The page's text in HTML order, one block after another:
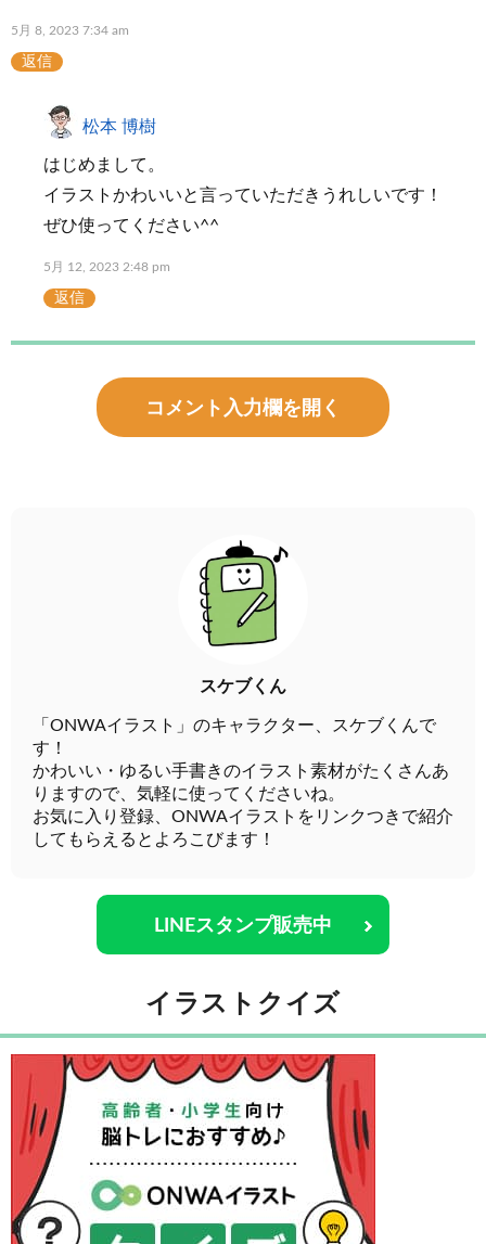
5月 8, 2023 7:34 am
返信
松本 博樹
はじめまして。
イラストかわいいと言っていただきうれしいです！
ぜひ使ってください^^
5月 12, 2023 2:48 pm
返信
コメント入力欄を開く
スケブくん
「ONWAイラスト」のキャラクター、スケブくんで
す！
かわいい・ゆるい手書きのイラスト素材がたくさんあ
りますので、気軽に使ってくださいね。
お気に入り登録、ONWAイラストをリンクつきで紹介
してもらえるとよろこびます！
LINEスタンプ販売中
イラストクイズ